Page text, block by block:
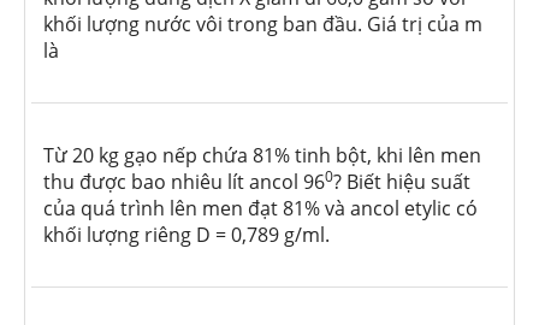
khối lượng nước vôi trong ban đầu. Giá trị của m
là
Từ 20 kg gạo nếp chứa 81% tinh bột, khi lên men
thu được bao nhiêu lít ancol 960? Biết hiệu suất
của quá trình lên men đạt 81% và ancol etylic có
khối lượng riêng D = 0,789 g/ml.